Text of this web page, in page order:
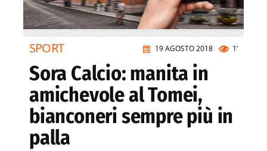
19 AGOSTO 2018 1’
SPORT
Sora Calcio: manita in
amichevole al Tomei,
bianconeri sempre più in
palla